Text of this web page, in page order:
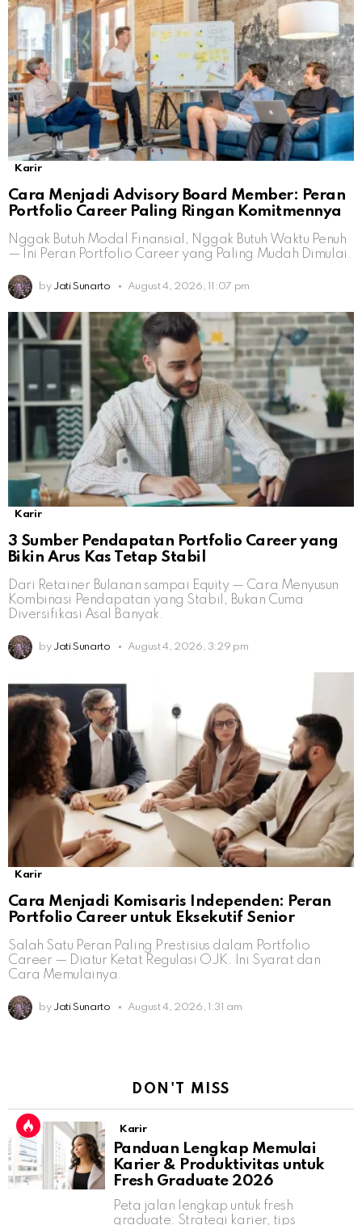
Karir
Cara Menjadi Advisory Board Member: Peran
Portfolio Career Paling Ringan Komitmennya
Nggak Butuh Modal Finansial, Nggak Butuh Waktu Penuh
— Ini Peran Portfolio Career yang Paling Mudah Dimulai.
by Jati Sunarto August 4, 2026, 11:07 pm
Karir
3 Sumber Pendapatan Portfolio Career yang
Bikin Arus Kas Tetap Stabil
Dari Retainer Bulanan sampai Equity — Cara Menyusun
Kombinasi Pendapatan yang Stabil, Bukan Cuma
Diversifikasi Asal Banyak.
by Jati Sunarto August 4, 2026, 3:29 pm
Karir
Cara Menjadi Komisaris Independen: Peran
Portfolio Career untuk Eksekutif Senior
Salah Satu Peran Paling Prestisius dalam Portfolio
Career — Diatur Ketat Regulasi OJK. Ini Syarat dan
Cara Memulainya.
by Jati Sunarto August 4, 2026, 1:31 am
DON'T MISS
Karir
Panduan Lengkap Memulai
Karier & Produktivitas untuk
Fresh Graduate 2026
Peta jalan lengkap untuk fresh
graduate: Strategi karier, tips